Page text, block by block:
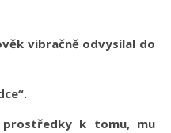
vibračně odvysílal do
prostředky k tomu, mu